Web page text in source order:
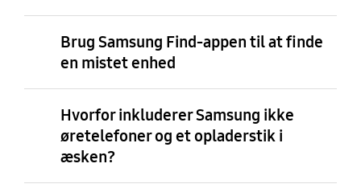
Brug Samsung Find-appen til at finde
en mistet enhed
Hvorfor inkluderer Samsung ikke
øretelefoner og et opladerstik i
æsken?